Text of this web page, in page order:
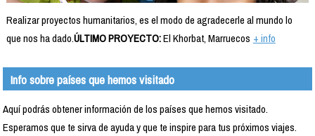
Realizar proyectos humanitarios, es el modo de agradecerle al mundo lo
que nos ha dado.ÚLTIMO PROYECTO:El Khorbat, Marruecos + info
Info sobre países que hemos visitado
Aquí podrás obtener información de los países que hemos visitado.
Esperamos que te sirva de ayuda y que te inspire para tus próximos viajes.